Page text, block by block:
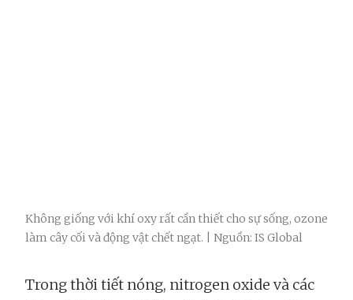
Không giống với khí oxy rất cần thiết cho sự sống, ozone
làm cây cối và động vật chết ngạt. | Nguồn: IS Global
Trong thời tiết nóng, nitrogen oxide và các